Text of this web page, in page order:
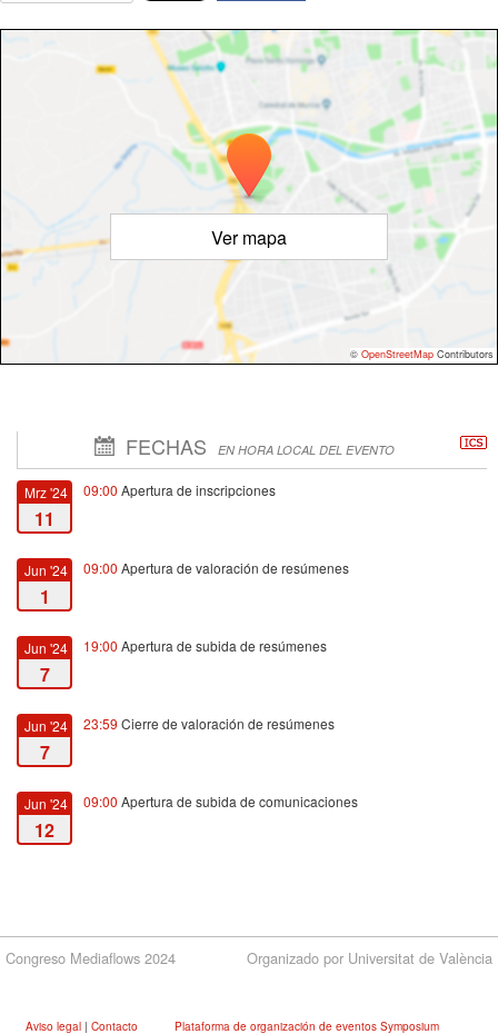
Ver mapa
© OpenStreetMap Contributors
FECHAS EN HORA LOCAL DEL EVENTO
Mrz '24
11
09:00 Apertura de inscripciones
Jun '24
1
09:00 Apertura de valoración de resúmenes
Jun '24
7
19:00 Apertura de subida de resúmenes
Jun '24
7
23:59 Cierre de valoración de resúmenes
Jun '24
12
09:00 Apertura de subida de comunicaciones
Sep '24 09:30Fecha de inicio
Congreso Mediaflows 2024 Organizado por Universitat de València
Aviso legal | Contacto
Plataforma de organización de eventos Symposium